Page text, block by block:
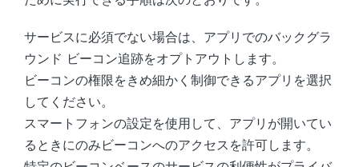
サービスに必須でない場合は、アプリでのバックグラ
ウンド ビーコン追跡をオプトアウトします。
ビーコンの権限をきめ細かく制御できるアプリを選択
してください。
スマートフォンの設定を使用して、アプリが開いてい
るときにのみビーコンへのアクセスを許可します。